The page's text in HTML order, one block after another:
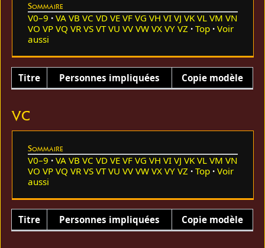
Sommaire
V0–9 VA VB VC VD VE VF VG VH VI VJ VK VL VM VN
VO VP VQ VR VS VT VU VV VW VX VY VZ Top
Voir
aussi
Titre Personnes impliquées Copie modèle
VC
Sommaire
V0–9 VA VB VC VD VE VF VG VH VI VJ VK VL VM VN
VO VP VQ VR VS VT VU VV VW VX VY VZ Top
Voir
aussi
Titre Personnes impliquées Copie modèle